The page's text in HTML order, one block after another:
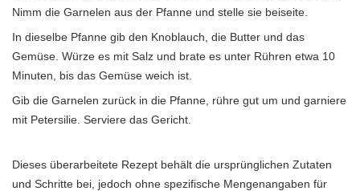
Nimm die Garnelen aus der Pfanne und stelle sie beiseite.
In dieselbe Pfanne gib den Knoblauch, die Butter und das
Gemüse. Würze es mit Salz und brate es unter Rühren etwa 10
Minuten, bis das Gemüse weich ist.
Gib die Garnelen zurück in die Pfanne, rühre gut um und garniere
mit Petersilie. Serviere das Gericht.
Dieses überarbeitete Rezept behält die ursprünglichen Zutaten
und Schritte bei, jedoch ohne spezifische Mengenangaben für